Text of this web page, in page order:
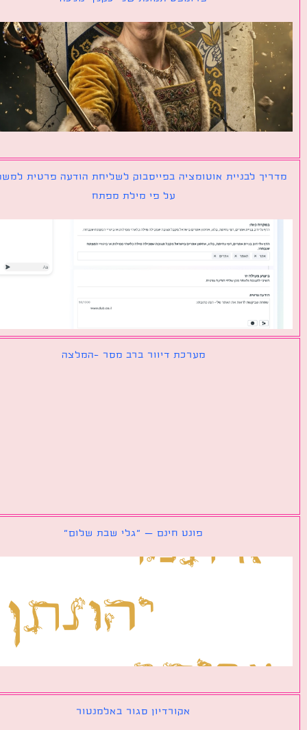
לבניית אוטומציה בפייסבוק לשליחת הודעה פרטית למשתמש
על פי מילת מפתח
מערכת דיוור ברב מסר -המלצה
פונט חינם – ״גלי שבת שלום״
אקורדיון סגור באלמנטור